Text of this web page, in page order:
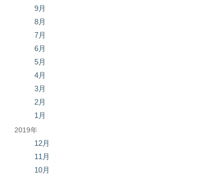
9月
8月
7月
6月
5月
4月
3月
2月
1月
2019年
12月
11月
10月